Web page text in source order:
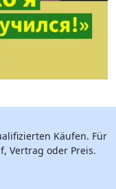
Käufen. Für
Vertrag oder Preis.